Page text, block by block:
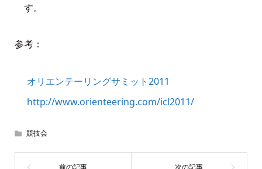
す。
参考：
オリエンテーリングサミット2011
http://www.orienteering.com/icl2011/
競技会